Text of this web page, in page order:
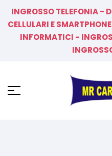
INGROSSO TELEFONIA -
CELLULARI E
INFORMATICI -